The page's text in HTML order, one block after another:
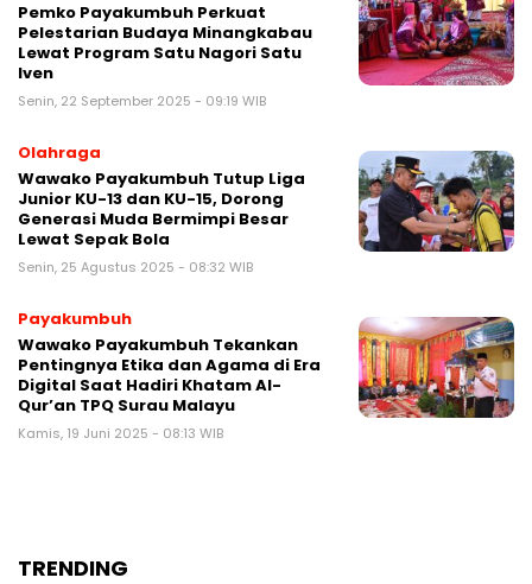
Pemko Payakumbuh Perkuat
Pelestarian Budaya Minangkabau
Lewat Program Satu Nagori Satu
Iven
Senin, 22 September 2025 - 09:19 WIB
Olahraga
Wawako Payakumbuh Tutup Liga
Junior KU-13 dan KU-15, Dorong
Generasi Muda Bermimpi Besar
Lewat Sepak Bola
Senin, 25 Agustus 2025 - 08:32 WIB
Payakumbuh
Wawako Payakumbuh Tekankan
Pentingnya Etika dan Agama di Era
Digital Saat Hadiri Khatam Al-
Qur’an TPQ Surau Malayu
Kamis, 19 Juni 2025 - 08:13 WIB
TRENDING